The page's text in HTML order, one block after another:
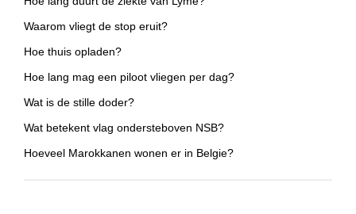
Waarom vliegt de stop eruit?
Hoe thuis opladen?
Hoe lang mag een piloot vliegen per dag?
Wat is de stille doder?
Wat betekent vlag ondersteboven NSB?
Hoeveel Marokkanen wonen er in Belgie?